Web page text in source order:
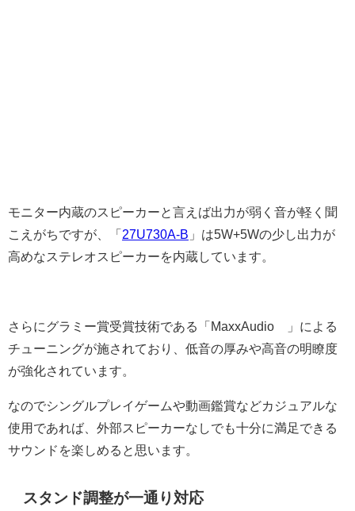
モニター内蔵のスピーカーと言えば出力が弱く音が軽く聞
こえがちですが、「27U730A-B 」は5W+5Wの少し出力が
高めなステレオスピーカーを内蔵しています。
さらにグラミー賞受賞技術である「MaxxAudio®」による
チューニングが施されており、低音の厚みや高音の明瞭度
が強化されています。
なのでシングルプレイゲームや動画鑑賞などカジュアルな
使用であれば、外部スピーカーなしでも十分に満足できる
サウンドを楽しめると思います。
スタンド調整が一通り対応